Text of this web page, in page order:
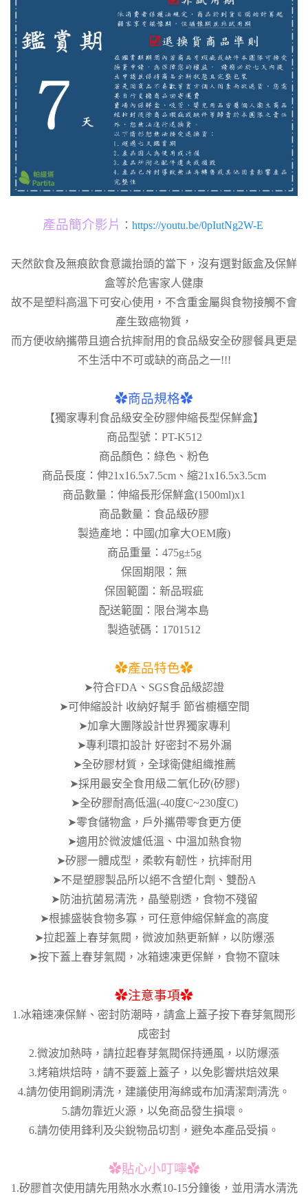
產品簡介影片 ： https://youtu.be/0pIutNg2W-E
天然飲食及無痕飲食意識抬頭的當下，沒有選對飯盒及保鮮
盒等於危害家人健康
故不是塑料高溫下可安心使用，不含重金屬與食物接觸不會
產生致癌物質，
而方便收納攜帶且適合抗摔耐用的食品級安全矽膠餐具更是
不生活中不可或缺的商品之一!!!
✿商品規格✿
【獨家專利食品級安全矽膠伸縮長型保鮮盒】
商品型號：PT-K512
商品顏色：綠色、粉色
商品長度：伸21x16.5x7.5cm、縮21x16.5x3.5cm
商品數量：伸縮長形保鮮盒(1500ml)x1
商品數量：食品級矽膠
製造產地：中國(加拿大OEM廠)
商品重量：475g±5g
保固期限：無
保固範圍：新品瑕疵
配送範圍：限台灣本島
製造號碼：1701512
✿產品特色✿
➤符合FDA、SGS食品級認證
➤可伸縮設計 收納好幫手 節省櫥櫃空間
➤加拿大團隊設計世界獨家專利
➤專利環扣設計 好密封不易外漏
➤全矽膠材質，全球衛健組織推薦
➤採用最安全食用級二氧化矽(矽膠)
➤全矽膠耐高低溫(-40度C~230度C)
➤零食儲物盒，戶外攜帶零食更方便
➤適用於微波爐低溫、中溫加熱食物
➤矽膠一體成型，柔軟有韌性，抗摔耐用
➤不是塑膠製品所以絕不含塑化劑、雙酚A
➤防油抗菌易清洗，晶瑩剔透，食物不殘留
➤根據盛裝食物多寡，可任意伸縮保鮮盒的高度
➤拉起蓋上春芽氣閥，微波加熱更新鮮，以防爆漲
➤按下蓋上春芽氣閥，冰箱速凍更保鮮，食物不竄味
✿注意事項✿
1.冰箱速凍保鮮、密封防潮時，請盒上蓋子按下春芽氣閥形
成密封
2.微波加熱時，請拉起春芽氣閥保持通風，以防爆漲
3.烤箱烘焙時，請不要蓋上蓋子，以免影響烘焙效果
4.請勿使用鋼刷清洗，建議使用海綿或布加清潔劑清洗。
5.請勿靠近火源，以免商品發生損壞。
6.請勿使用鋒利及尖銳物品切割，避免本產品受損。
✿貼心小叮嚀✿
1.矽膠首次使用請先用熱水水煮10-15分鐘後，並用清水清洗